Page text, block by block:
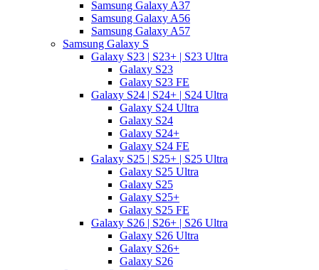
Samsung Galaxy A37
Samsung Galaxy A56
Samsung Galaxy A57
Samsung Galaxy S
Galaxy S23 | S23+ | S23 Ultra
Galaxy S23
Galaxy S23 FE
Galaxy S24 | S24+ | S24 Ultra
Galaxy S24 Ultra
Galaxy S24
Galaxy S24+
Galaxy S24 FE
Galaxy S25 | S25+ | S25 Ultra
Galaxy S25 Ultra
Galaxy S25
Galaxy S25+
Galaxy S25 FE
Galaxy S26 | S26+ | S26 Ultra
Galaxy S26 Ultra
Galaxy S26+
Galaxy S26